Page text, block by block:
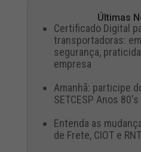
Últimas
Certificado Digital
transportadoras:
segurança,
empresa
Amanhã: participe
SETCESP Anos 80's
Entenda as
de Frete, CIOT e